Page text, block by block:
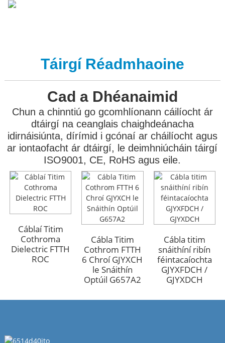
Táirgí Réadmhaoine
Cad a Dhéanaimid
Chun a chinntiú go gcomhlíonann cáilíocht ár
dtáirgí na ceanglais chaighdeánacha
idirnáisiúnta, dírímid i gcónaí ar cháilíocht agus
ar iontaofacht ár dtáirgí, le deimhniúcháin táirgí
ISO9001, CE, RoHS agus eile.
Cáblaí Titim
Cothroma
Dielectric FTTH
ROC
Cábla Titim
Cothrom FTTH
6 Chroí GJYXCH
le Snáithín
Optúil G657A2
Cábla titim
snáithíní ribín
féintacaíochta
GJYXFDCH /
GJYXDCH
Cábla Optúil
Lasmuigh Armúrtha
GYFTA53 96 Croí
Cábla Optúil
Lasmuigh Armúrtha
GYFTA53 96 Croí